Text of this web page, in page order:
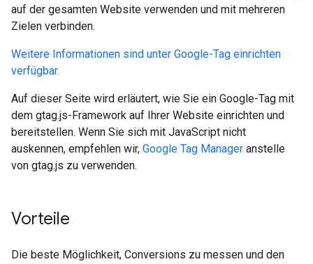
auf der gesamten Website verwenden und mit mehreren
Zielen verbinden.
Weitere Informationen sind unter Google-Tag einrichten
verfügbar.
Auf dieser Seite wird erläutert, wie Sie ein Google-Tag mit
dem gtag.js-Framework auf Ihrer Website einrichten und
bereitstellen. Wenn Sie sich mit JavaScript nicht
auskennen, empfehlen wir, Google Tag Manager anstelle
von gtag.js zu verwenden.
Vorteile
Die beste Möglichkeit, Conversions zu messen und den